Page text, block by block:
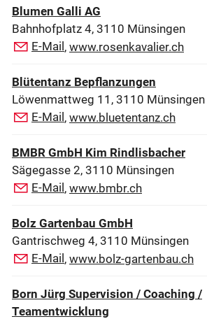
Blumen Galli AG
Bahnhofplatz 4, 3110 Münsingen
E-Mail , www.rosenkavalier.ch
Blütentanz Bepflanzungen
Löwenmattweg 11, 3110 Münsingen
E-Mail , www.bluetentanz.ch
BMBR GmbH Kim Rindlisbacher
Sägegasse 2, 3110 Münsingen
E-Mail , www.bmbr.ch
Bolz Gartenbau GmbH
Gantrischweg 4, 3110 Münsingen
E-Mail , www.bolz-gartenbau.ch
Born Jürg Supervision / Coaching /
Teamentwicklung